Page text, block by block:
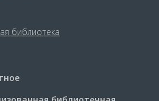
библиотека